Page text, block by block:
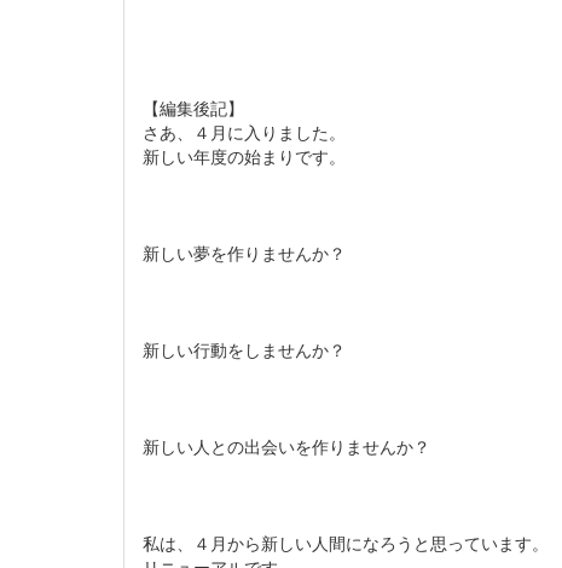
【編集後記】
さあ、４月に入りました。
新しい年度の始まりです。
新しい夢を作りませんか？
新しい行動をしませんか？
新しい人との出会いを作りませんか？
私は、４月から新しい人間になろうと思っています。